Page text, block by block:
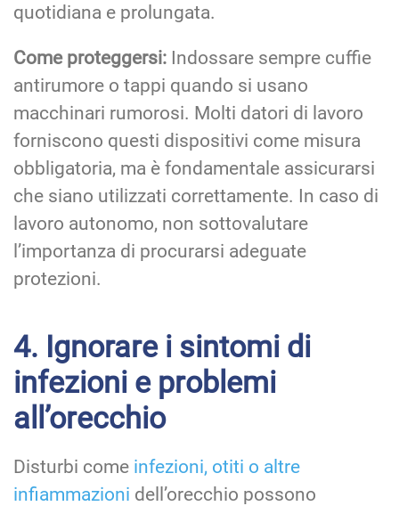
quotidiana e prolungata.
Come proteggersi: Indossare sempre cuffie
antirumore o tappi quando si usano
macchinari rumorosi. Molti datori di lavoro
forniscono questi dispositivi come misura
obbligatoria, ma è fondamentale assicurarsi
che siano utilizzati correttamente. In caso di
lavoro autonomo, non sottovalutare
l’importanza di procurarsi adeguate
protezioni.
4. Ignorare i sintomi di
infezioni e problemi
all’orecchio
Disturbi come infezioni, otiti o altre
infiammazioni dell’orecchio possono